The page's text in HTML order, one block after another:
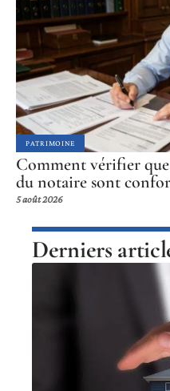
PATRIMOINE
Comment vérifier
du notaire sont
5 août 2026
Derniers